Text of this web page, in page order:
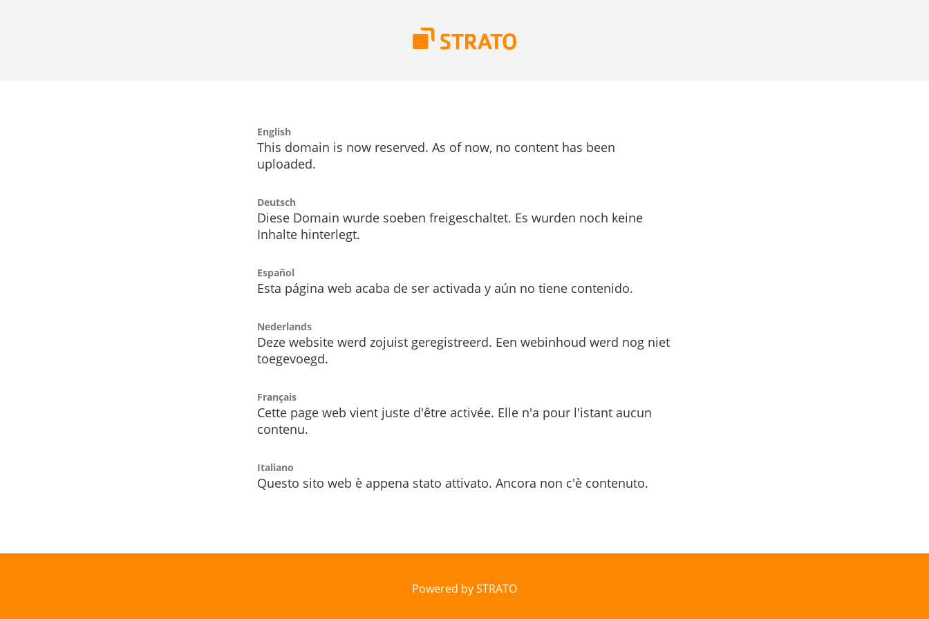
English
This domain is now reserved. As of now, no content has been
uploaded.
Deutsch
Diese Domain wurde soeben freigeschaltet. Es wurden noch keine
Inhalte hinterlegt.
Español
Esta página web acaba de ser activada y aún no tiene contenido.
Nederlands
Deze website werd zojuist geregistreerd. Een webinhoud werd nog niet
toegevoegd.
Français
Cette page web vient juste d'être activée. Elle n'a pour l'istant aucun
contenu.
Italiano
Questo sito web è appena stato attivato. Ancora non c'è contenuto.
Powered by STRATO